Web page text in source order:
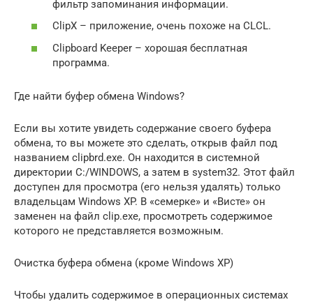
фильтр запоминания информации.
ClipX – приложение, очень похоже на CLCL.
Clipboard Keeper – хорошая бесплатная
программа.
Где найти буфер обмена Windows?
Если вы хотите увидеть содержание своего буфера
обмена, то вы можете это сделать, открыв файл под
названием clipbrd.exe. Он находится в системной
директории C:/WINDOWS, а затем в system32. Этот файл
доступен для просмотра (его нельзя удалять) только
владельцам Windows XP. В «семерке» и «Висте» он
заменен на файл clip.exe, просмотреть содержимое
которого не представляется возможным.
Очистка буфера обмена (кроме Windows XP)
Чтобы удалить содержимое в операционных системах